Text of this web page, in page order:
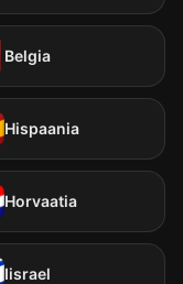
Belgia
Hispaania
Horvaatia
Iisrael